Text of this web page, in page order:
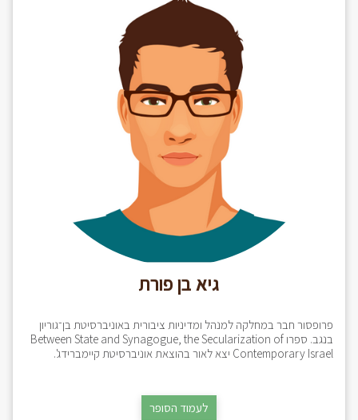
גיא בן פורת
פרופסור חבר במחלקה למנהל ומדיניות ציבורית באוניברסיטת בן־גוריון
בנגב. ספרו Between State and Synagogue, the Secularization of
Contemporary Israel יצא לאור בהוצאת אוניברסיטת קיימברידג'.
לעמוד הסופר